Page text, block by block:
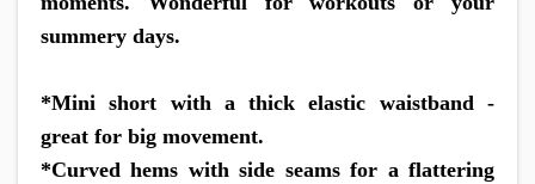
summery days.
*Mini short with a thick elastic waistband -
great for big movement.
*Curved hems with side seams for a flattering